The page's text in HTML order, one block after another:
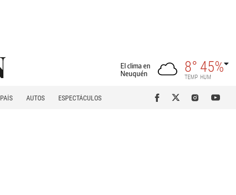
El clima en
Neuquén
8°
TEMP
45%
HUM
PAÍS AUTOS
ESPECTÁCULOS